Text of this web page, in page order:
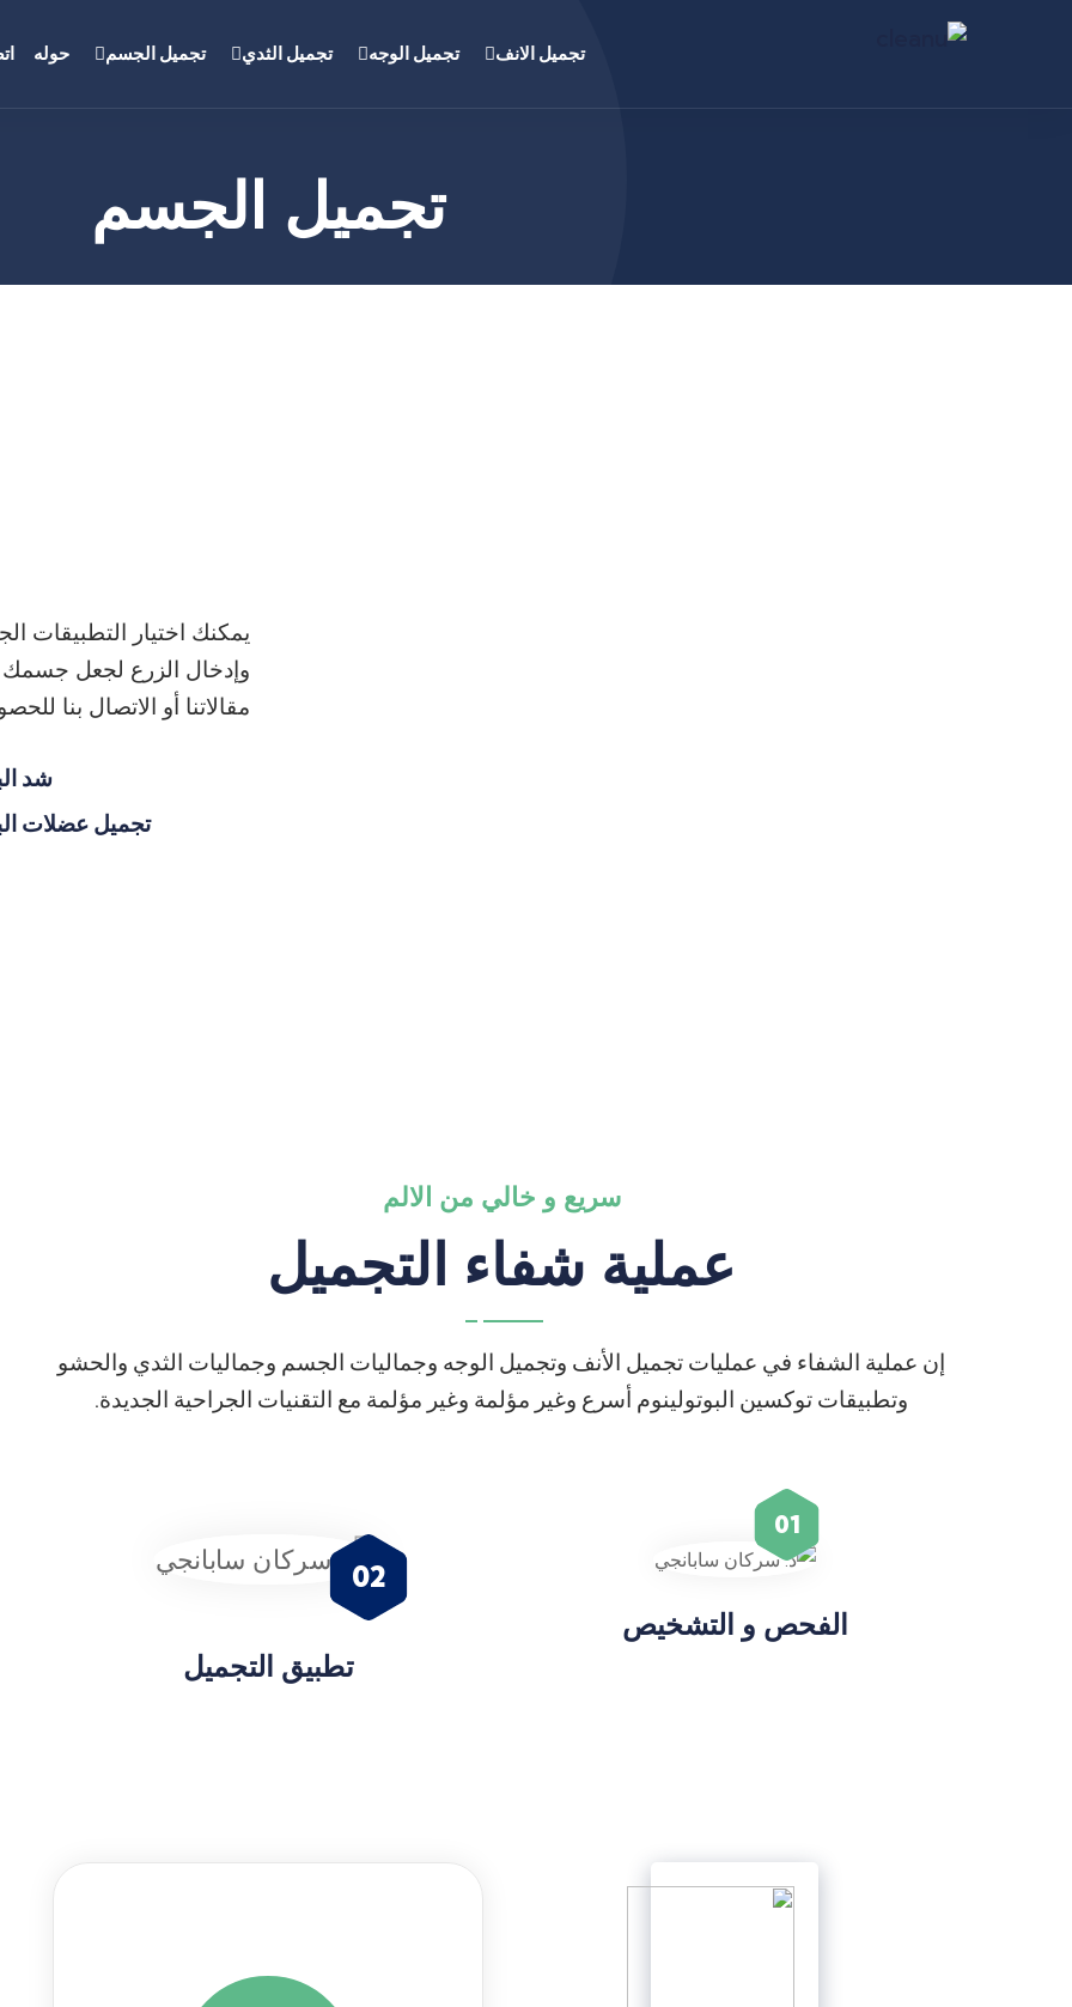
تجميل الانف تجميل الوجه تجميل الثدي تجميل الجسم حوله
تجميل الجسم
يمكنك اختيار التطبيقات
وإدخال الزرع لجعل جسمك
مقالاتنا أو الاتصال بنا
شد
تجميل عضلات
سريع و خالي من الالم
عملية شفاء التجميل
إن عملية الشفاء في عمليات تجميل الأنف وتجميل الوجه وجماليات الجسم وجماليات الثدي والحشو
وتطبيقات توكسين البوتولينوم أسرع وغير مؤلمة وغير مؤلمة مع التقنيات الجراحية الجديدة.
01
الفحص و التشخيص
02
تطبيق التجميل